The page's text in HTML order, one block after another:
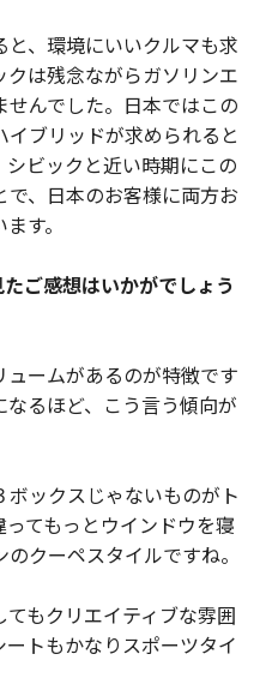
、環境にいいクルマも求
は残念ながらガソリンエ
んでした。日本ではこの
ブリッドが求められると
ビックと近い時期にこの
、日本のお客様に両方お
す。
ご感想はいかがでしょう
ームがあるのが特徴です
るほど、こう言う傾向が
ックスじゃないものがト
てもっとウインドウを寝
クーペスタイルですね。
もクリエイティブな雰囲
トもかなりスポーツタイ